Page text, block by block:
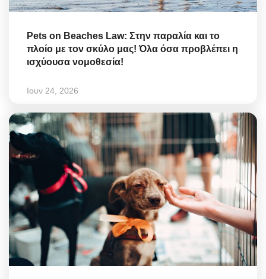
Pets on Beaches Law: Στην παραλία και το
πλοίο με τον σκύλο μας! Όλα όσα προβλέπει η
ισχύουσα νομοθεσία!
Ιουν 24, 2026